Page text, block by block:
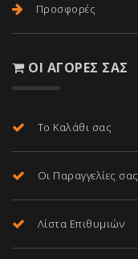
Προσφορές
ΟΙ ΑΓΟΡΈΣ ΣΑΣ
Το Καλάθι σας
Οι Παραγγελίες σας
Λίστα Επιθυμιών